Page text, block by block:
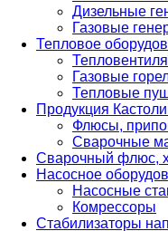
Дизельные
Газовые
Тепловое
Газовые
Тепловые
Продукция
Флюсы,
Сварочные
Сварочный флюс,
Насосное
Насосные
Комрессоры
Стабилизаторы